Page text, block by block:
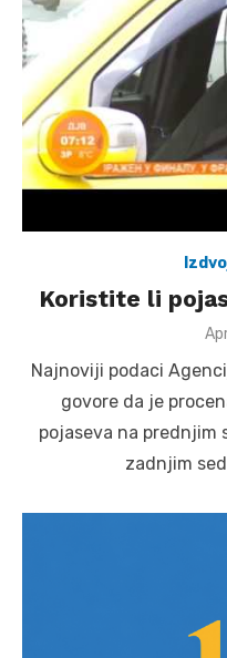
Koristite li
Najnoviji podaci
govore da je
pojaseva na prednjim
zadnjim